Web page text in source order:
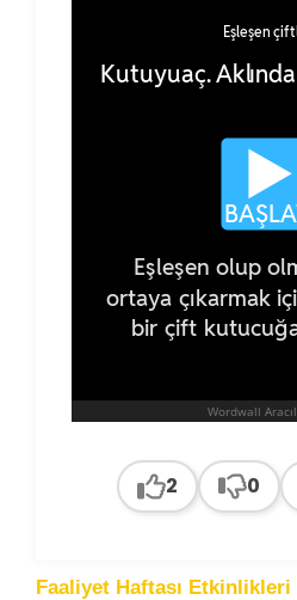
2 0
Faaliyet Haftası Etkinlikleri